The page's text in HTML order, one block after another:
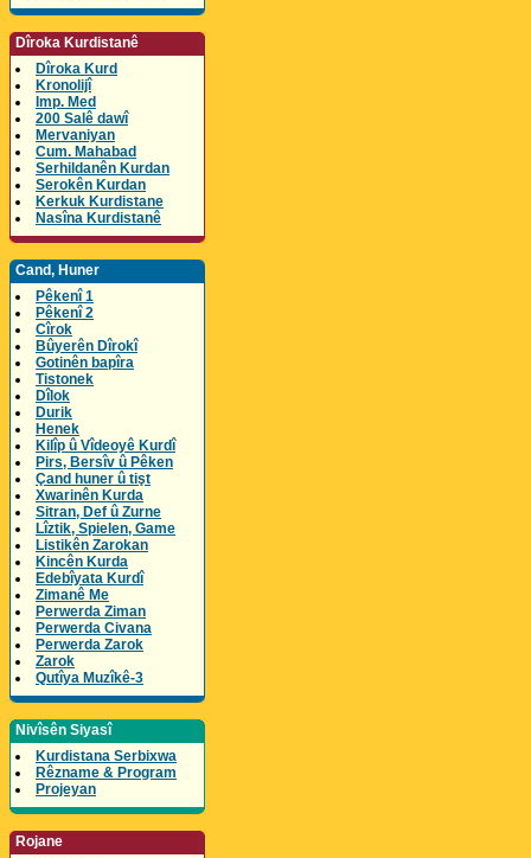
Dîroka Kurdistanê
Dîroka Kurd
Kronolijî
Imp. Med
200 Salê dawî
Mervaniyan
Cum. Mahabad
Serhildanên Kurdan
Serokên Kurdan
Kerkuk Kurdistane
Nasîna Kurdistanê
Cand, Huner
Pêkenî 1
Pêkenî 2
Cîrok
Bûyerên Dîrokî
Gotinên bapîra
Tistonek
Dîlok
Durik
Henek
Kilîp û Vîdeoyê Kurdî
Pirs, Bersîv û Pêken
Çand huner û tişt
Xwarinên Kurda
Sitran, Def û Zurne
Lîztik, Spielen, Game
Listikên Zarokan
Kincên Kurda
Edebîyata Kurdî
Zimanê Me
Perwerda Ziman
Perwerda Civana
Perwerda Zarok
Zarok
Qutîya Muzîkê-3
Nivîsên Siyasî
Kurdistana Serbixwa
Rêzname & Program
Projeyan
Rojane